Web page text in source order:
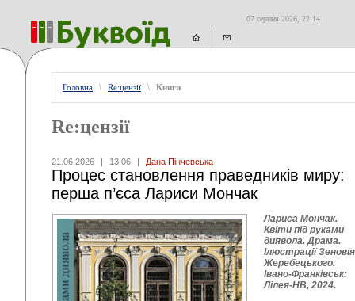
07 серпня 2026, 22:14
Головна \ Re:цензії \ Книги
Re:цензії
21.06.2026 | 13:06 | Дана Пінчевська
Процес становлення праведників миру:
перша п’єса Лариси Мончак
Лариса Мончак.
Квіти під руками
диявола. Драма.
Ілюстрації Зеновія
Жеребецького.
Івано-Франківськ:
Лілея-НВ, 2024.